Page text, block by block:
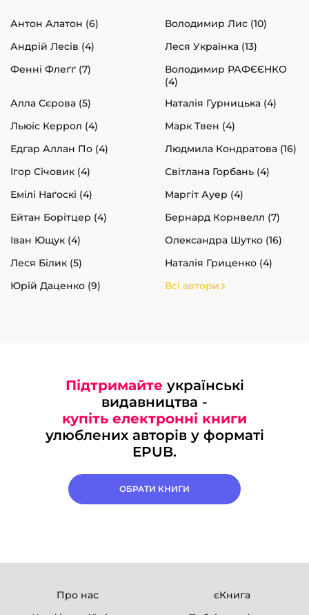
Антон Алатон (6)
Володимир Лис (10)
Андрій Лесів (4)
Леся Українка (13)
Фенні Флеґґ (7)
Володимир РАФЄЄНКО
(4)
Алла Сєрова (5)
Наталія Гурницька (4)
Льюїс Керрол (4)
Марк Твен (4)
Едгар Аллан По (4)
Людмила Кондратова (16)
Ігор Січовик (4)
Світлана Горбань (4)
Емілі Наґоскі (4)
Маргіт Ауер (4)
Ейтан Борітцер (4)
Бернард Корнвелл (7)
Іван Ющук (4)
Олександра Шутко (16)
Леся Білик (5)
Наталія Гриценко (4)
Юрій Даценко (9)
Всі автори
Підтримайте українські
видавництва -
купіть електронні книги
улюблених авторів у форматі
EPUB.
ОБРАТИ КНИГИ
Про нас
єКнига